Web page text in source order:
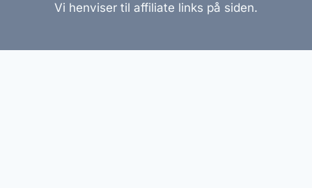
Vi henviser til affiliate links på siden.